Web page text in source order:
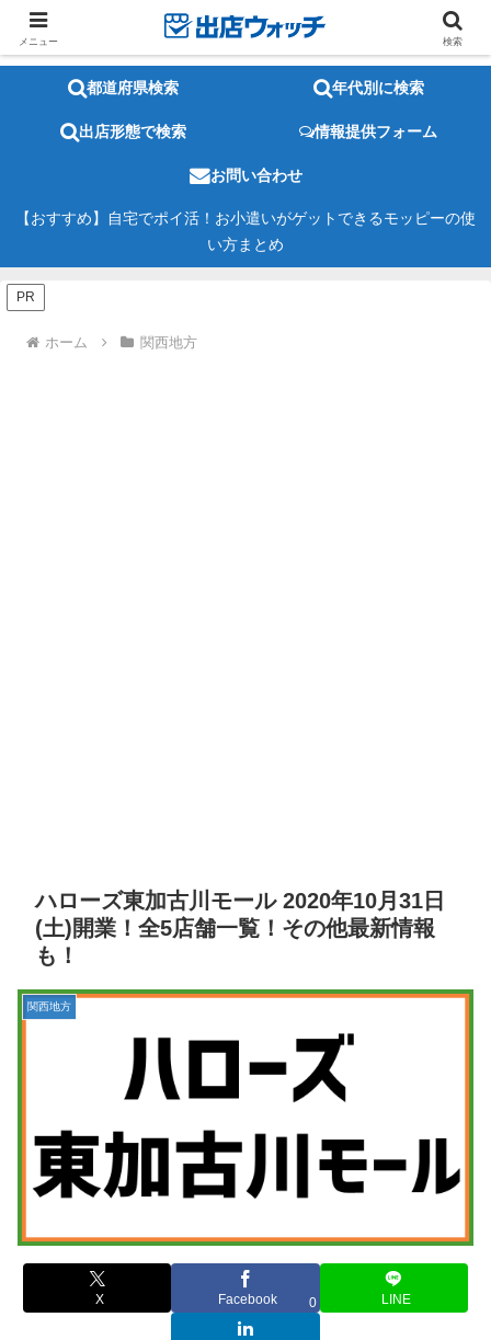
都道府県検索 年代別に検索
出店形態で検索 情報提供フォーム
お問い合わせ
【おすすめ】自宅でポイ活！お小遣いがゲットできるモッピーの使
い方まとめ
PR
ホーム 関西地方
ハローズ東加古川モール 2020年10月31日
(土)開業！全5店舗一覧！その他最新情報
も！
関西地方
X Facebook 0 LINE
メニュー 検索